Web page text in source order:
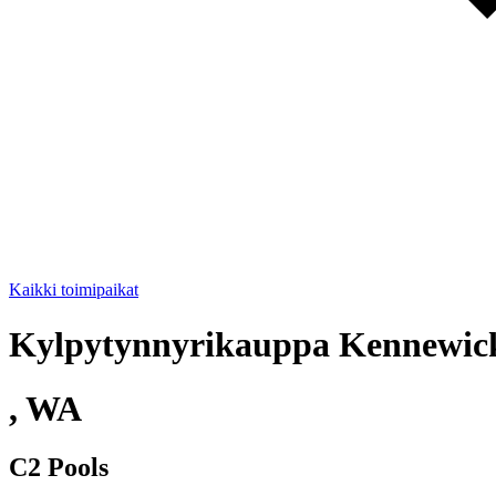
Kaikki toimipaikat
Kylpytynnyrikauppa
, WA
C2 Pools